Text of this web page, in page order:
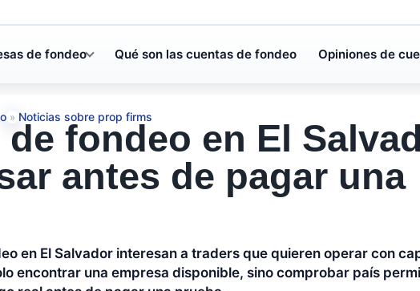
de fondeo Qué son las cuentas de fondeo Opiniones de
» Noticias sobre prop firms
de fondeo en El
antes de pagar una
en El Salvador interesan a traders que quieren operar con
encontrar una empresa disponible, sino comprobar país